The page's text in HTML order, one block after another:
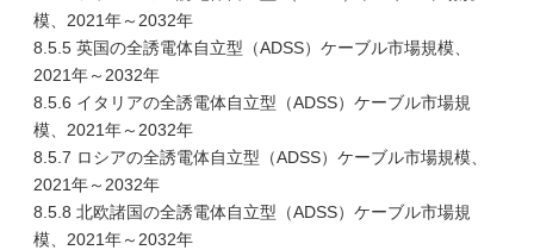
模、2021年～2032年
8.5.5 英国の全誘電体自立型（ADSS）ケーブル市場規模、
2021年～2032年
8.5.6 イタリアの全誘電体自立型（ADSS）ケーブル市場規
模、2021年～2032年
8.5.7 ロシアの全誘電体自立型（ADSS）ケーブル市場規模、
2021年～2032年
8.5.8 北欧諸国の全誘電体自立型（ADSS）ケーブル市場規
模、2021年～2032年